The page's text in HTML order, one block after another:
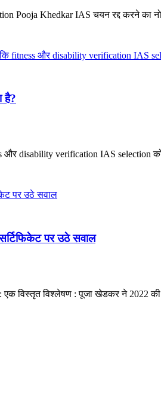
Pooja Khedkar IAS चयन रद्द करने का
है?
disability verification IAS selection
पर उठे सवाल
एक विस्तृत विश्लेषण : पूजा खेडकर ने 2022